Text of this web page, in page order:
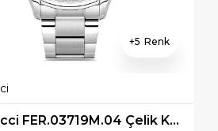
5
Ferrucci FER.03719M.04 Çelik Kordon Erkek Kol Saati